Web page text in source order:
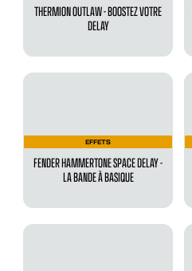
THERMION OUTLAW - BOOSTEZ VOTRE
DELAY
EFFETS
FENDER HAMMERTONE SPACE DELAY -
LA BANDE À BASIQUE